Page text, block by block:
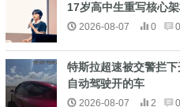
17岁高中生重写核心
2026-08-07 0 0
特斯拉超速被交警拦
自动驾驶开的车
2026-08-07 2 0